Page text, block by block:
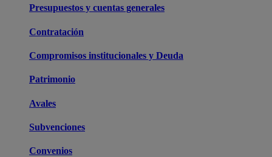
Presupuestos y cuentas generales
Contratación
Compromisos institucionales y Deuda
Patrimonio
Avales
Subvenciones
Convenios